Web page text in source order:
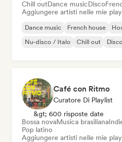
Chill outDance musicDisco
Aggiungere artisti nelle mie
Dance music French house
Nu-disco / Italo
Chill out Disco
Café con Ritmo
Curatore Di Playlist
&gt; 600 risposte date
Bossa novaMusica brasiliana
Pop latino
Aggiungere artisti nelle mie